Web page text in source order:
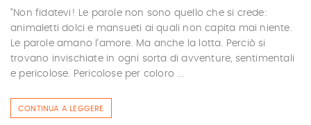
"Non fidatevi! Le parole non sono quello che si crede:
animaletti dolci e mansueti ai quali non capita mai niente.
Le parole amano l’amore. Ma anche la lotta. Perciò si
trovano invischiate in ogni sorta di avventure, sentimentali
e pericolose. Pericolose per coloro ...
CONTINUA A LEGGERE